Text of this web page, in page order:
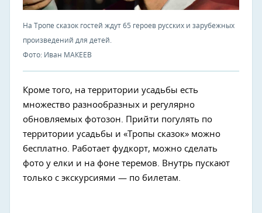
На Тропе сказок гостей ждут 65 героев русских и зарубежных
произведений для детей.
Фото: Иван МАКЕЕВ
Кроме того, на территории усадьбы есть
множество разнообразных и регулярно
обновляемых фотозон. Прийти погулять по
территории усадьбы и «Тропы сказок» можно
бесплатно. Работает фудкорт, можно сделать
фото у елки и на фоне теремов. Внутрь пускают
только с экскурсиями — по билетам.